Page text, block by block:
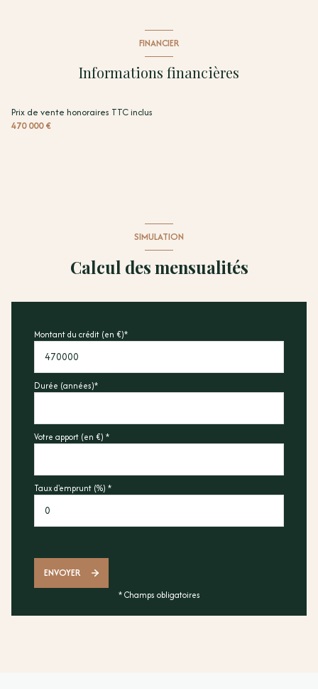
FINANCIER
Informations financières
Prix de vente honoraires TTC inclus
470 000 €
SIMULATION
Calcul des mensualités
Montant du crédit (en €)*
Durée (années)*
Votre apport (en €) *
Taux d'emprunt (%) *
ENVOYER
* Champs obligatoires